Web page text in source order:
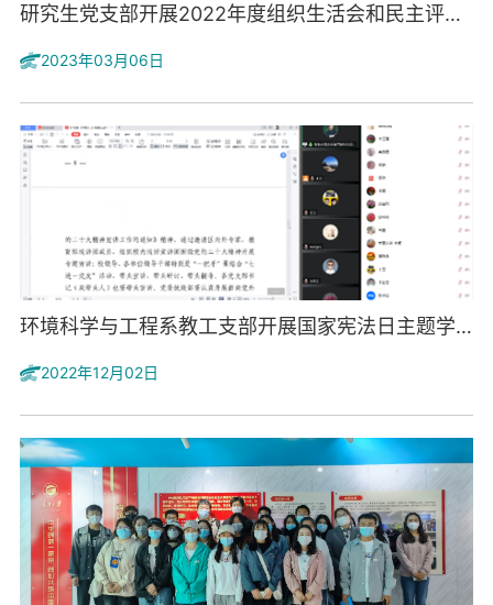
研究生党支部开展2022年度组织生活会和民主评议党员大会
2023年03月06日
环境科学与工程系教工支部开展国家宪法日主题学习活动
2022年12月02日